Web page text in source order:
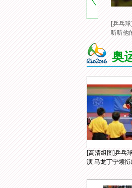
[乒乓
听听他
奥
[高清组图]乒乓
演 马龙丁宁领衔